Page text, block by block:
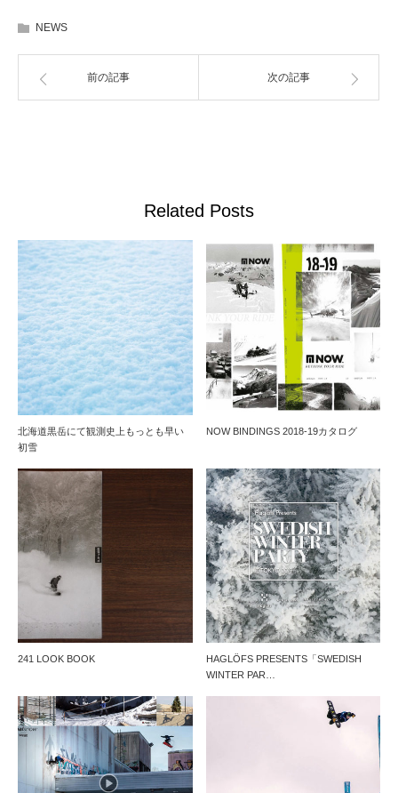
NEWS
前の記事 次の記事
Related Posts
北海道黒岳にて観測史上もっとも早い
初雪
NOW BINDINGS 2018-19カタログ
241 LOOK BOOK
HAGLÖFS PRESENTS「SWEDISH
WINTER PAR…